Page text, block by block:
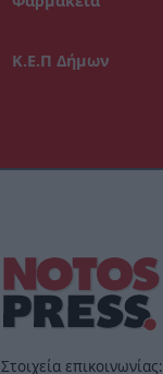
Κ.Ε.Π Δήμων
Στοιχεία επικοινωνίας: